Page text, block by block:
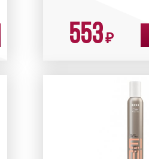
553₽